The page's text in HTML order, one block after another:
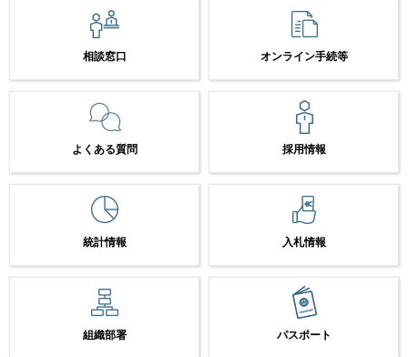
相談窓口 オンライン手続等
よくある質問 採用情報
統計情報 入札情報
組織部署 パスポート